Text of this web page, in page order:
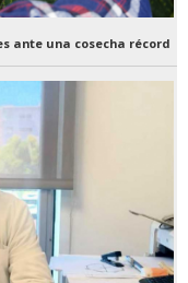
ante una cosecha récord